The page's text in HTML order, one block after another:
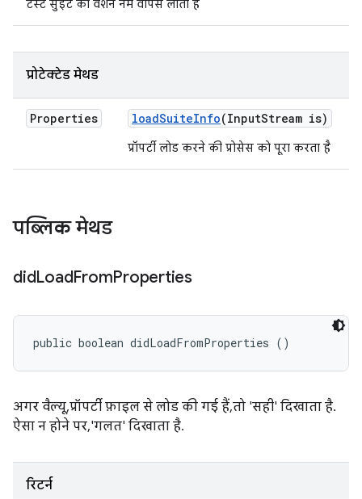
टेस्ट सुइट का वर्शन नेम वापस लाता है
प्रोटेक्टेड मेथड
Properties loadSuiteInfo(InputStream is)
प्रॉपर्टी लोड करने की प्रोसेस को पूरा करता है
पब्लिक मेथड
didLoadFromProperties
public boolean didLoadFromProperties ()
अगर वैल्यू, प्रॉपर्टी फ़ाइल से लोड की गई हैं, तो 'सही' दिखाता है.
ऐसा न होने पर, 'गलत' दिखाता है.
रिटर्न